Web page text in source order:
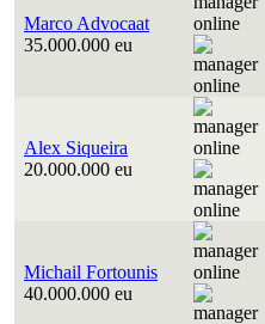
Marco Advocaat
35.000.000 eu
Alex Siqueira
20.000.000 eu
Michail Fortounis
40.000.000 eu